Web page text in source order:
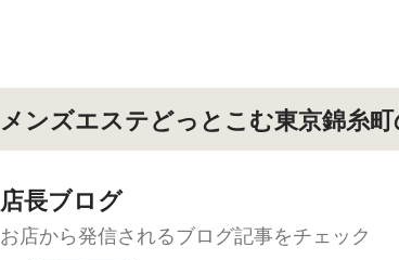
♥事務所にある、
まるで自分の家に
♥顔写真付きの身
店が応援します！
♥自分ができるこ
ぐことに集中して下
♥夜のお仕事歴17
メンズエステどっとこむ東京錦糸
店長ブログ
お店から発信されるブログ記事をチェック